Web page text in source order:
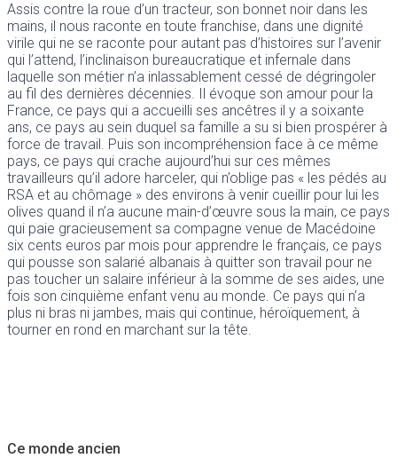
Assis contre la roue d’un tracteur, son bonnet noir dans les
mains, il nous raconte en toute franchise, dans une dignité
virile qui ne se raconte pour autant pas d’histoires sur l’avenir
qui l’attend, l’inclinaison bureaucratique et infernale dans
laquelle son métier n’a inlassablement cessé de dégringoler
au fil des dernières décennies. Il évoque son amour pour la
France, ce pays qui a accueilli ses ancêtres il y a soixante
ans, ce pays au sein duquel sa famille a su si bien prospérer à
force de travail. Puis son incompréhension face à ce même
pays, ce pays qui crache aujourd’hui sur ces mêmes
travailleurs qu’il adore harceler, qui n’oblige pas « les pédés au
RSA et au chômage » des environs à venir cueillir pour lui les
olives quand il n’a aucune main-d’œuvre sous la main, ce pays
qui paie gracieusement sa compagne venue de Macédoine
six cents euros par mois pour apprendre le français, ce pays
qui pousse son salarié albanais à quitter son travail pour ne
pas toucher un salaire inférieur à la somme de ses aides, une
fois son cinquième enfant venu au monde. Ce pays qui n’a
plus ni bras ni jambes, mais qui continue, héroïquement, à
tourner en rond en marchant sur la tête.
Ce monde ancien